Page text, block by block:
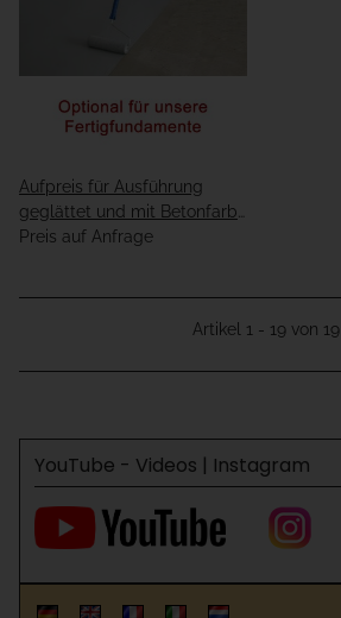
Aufpreis für Ausführung
geglättet und mit Betonfarbe
beschichtet - verschiedene
Preis auf Anfrage
Artikel 1 - 19 von 19
YouTube - Videos | Instagram